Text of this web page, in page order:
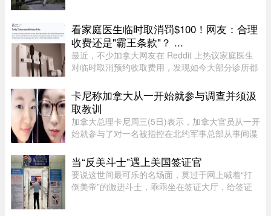
别袭击了Laurentides地区的Ha ...
看家庭医生临时取消罚$100！网友：合理
收费还是"霸王条款"？ ...
最近，不少加拿大网友在 Reddit 上热议家庭医生
对临时取消预约收取费用，发现如今大部分诊所都
$60至$100之间。多名网友表示，这类收费政策其
实已经实行十年以上，$60 ...
卡尼称加拿大从一开始就参与调查并须汲
取教训
加拿大总理卡尼周三(5日)表示，加拿大官员从一开
始就参与了对一名被指控在北约军事总部从事间谍
道，卡尼表示加拿大应该从这类事件中汲取教训，
但并未明确表示加拿大正在 ...
当“反美斗士”遇上美国签证官
要说这世间最可乐的名场面，莫过于网上喊着“打
倒美帝”的激进斗士，乖乖坐在签证大厅，给签证